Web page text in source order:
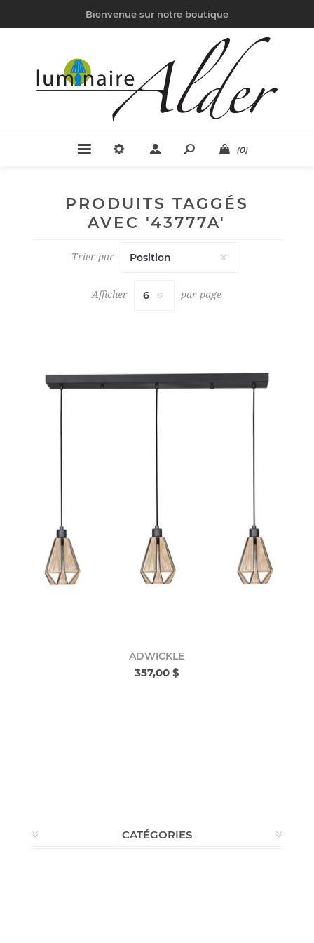
Bienvenue sur notre boutique
(0)
PRODUITS TAGGÉS
AVEC '43777A'
Trier par
Afficher par page
ADWICKLE
357,00 $
CATÉGORIES